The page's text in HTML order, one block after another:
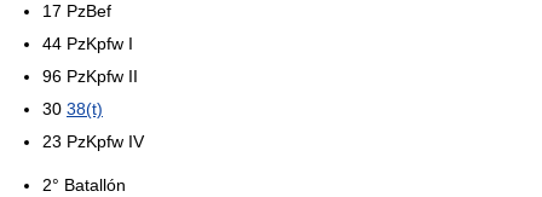
17 PzBef
44 PzKpfw I
96 PzKpfw II
30 38(t)
23 PzKpfw IV
2° Batallón